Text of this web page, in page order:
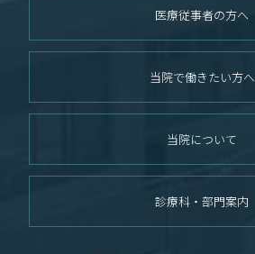
医療従事者の方へ
当院で働きたい方へ
当院について
診療科・部門案内